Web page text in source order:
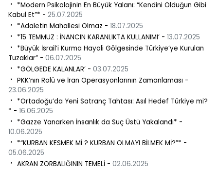
*Modern Psikolojinin En Büyük Yalanı: “Kendini Olduğun Gibi
Kabul Et”* - 25.07.2025
*Adaletin Mahallesi Olmaz - 18.07.2025
*15 TEMMUZ : İNANCIN KARANLIKTA KULLANIMI‘ - 13.07.2025
*Büyük İsrail’i Kurma Hayali Gölgesinde Türkiye’ye Kurulan
Tuzaklar” - 06.07.2025
*GÖLGEDE KALANLAR’ - 03.07.2025
PKK’nın Rolü ve İran Operasyonlarının Zamanlaması -
23.06.2025
*Ortadoğu’da Yeni Satranç Tahtası: Asıl Hedef Türkiye mi?
* - 16.06.2025
*Gazze Yanarken İnsanlık da Suç Üstü Yakalandı* -
10.06.2025
*“KURBAN KESMEK Mİ ? KURBAN OLMAYI BİLMEK Mİ?”* -
05.06.2025
AKRAN ZORBALIĞININ TEMELİ - 02.06.2025